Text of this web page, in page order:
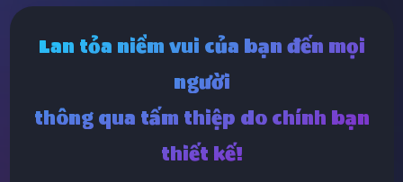
Lan tỏa niềm vui của bạn đến mọi
người
thông qua tấm thiệp do chính bạn
thiết kế!